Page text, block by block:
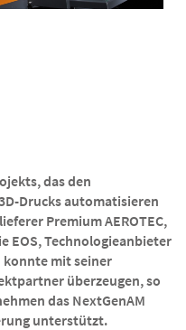
das den
Drucks automatisieren
Premium AEROTEC,
EOS, Technologieanbieter
konnte mit seiner
überzeugen, so
das NextGenAM
unterstützt.